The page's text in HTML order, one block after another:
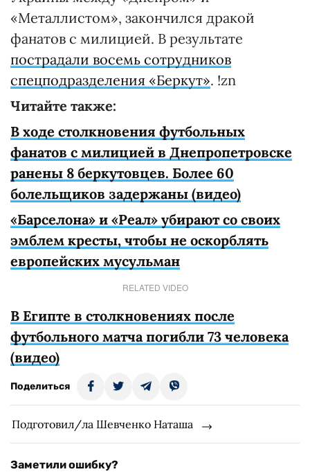
«Металлистом», закончился дракой
фанатов с милицией. В результате
пострадали восемь сотрудников
спецподразделения «Беркут». !zn
Читайте также:
В ходе столкновения футбольных
фанатов с милицией в Днепропетровске
ранены 8 беркутовцев. Более 60
болельщиков задержаны (видео)
«Барселона» и «Реал» убирают со своих
эмблем кресты, чтобы не оскорблять
европейских мусульман
RELATED VIDEO
В Египте в столкновениях после
футбольного матча погибли 73 человека
(видео)
Поделиться
Подготовил/ла Шевченко Наташа
Заметили ошибку?